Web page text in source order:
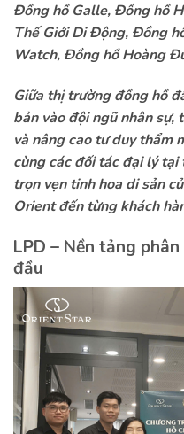
Đồng hồ Galle, Đồng hồ
Thế Giới Di Động, Đồng
Watch, Đồng hồ Hoàng
Giữa thị trường đồng hồ
bản vào đội ngũ nhân sự,
và nâng cao tư duy thẩm
cùng các đối tác đại lý
trọn vẹn tinh hoa di sản
Orient đến từng khách
LPD – Nền tảng
đầu